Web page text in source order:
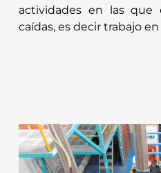
actividades en las que
caídas, es decir trabajo en